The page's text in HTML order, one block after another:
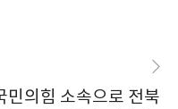
민의힘 소속으로 전북